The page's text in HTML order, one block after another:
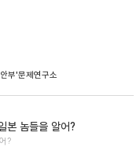
부'문제연구소
본 놈들을 알어?
?